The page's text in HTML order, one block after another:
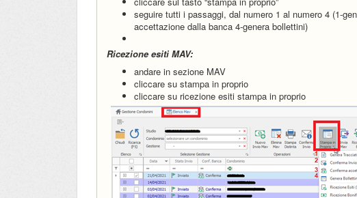
seguire tutti i passaggi, dal numero 1 al numero 4 (1-
accettazione dalla banca 4-genera bollettini)
Ricezione esiti MAV:
andare in sezione MAV
cliccare su stampa in proprio
cliccare su ricezione esiti stampa in proprio